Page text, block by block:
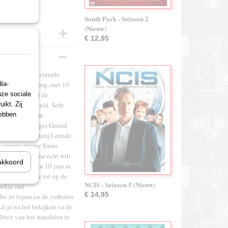
dvd selecteerde
De Wandeling, met 10
met de
Wim Sonneveld. Seth
kijken in zijn
stilte en zanger Gerard
bij Boswachterij Leende.
Truus
kan, als je maar echt wilt
de afgelopen 10 jaar in
en die tot op de
met
ze lopen en de verhalen
je na het bekijken va de
van het wandelen te
South Park - Seizoen 2
(Nieuw)
€ 12,95
NCIS - Seizoen 5 (Nieuw)
€ 14,95
sociale
Zij